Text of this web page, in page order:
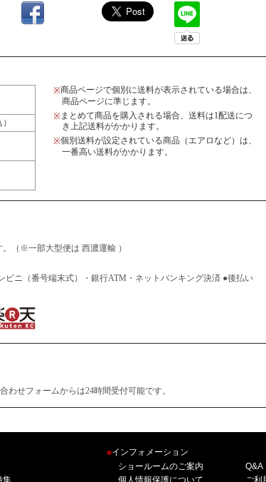
※商品ページで個別に送料が表示されている場合は、
商品ページに準じます。
※まとめて商品を購入される場合、送料は1配送につ
き上記送料がかかります。
※個別送料が設定されている商品（エアロなど）は、
一番高い送料がかかります。
※一部大型便は 西濃運輸 ）
（番号端末式）・銀行ATM・ネットバンキング決済 ●後払い
わせフォームからは24時間受付可能です。
集
■インフォメーション
ショールームのご案内
個人情報保護について
Q&A
ご利